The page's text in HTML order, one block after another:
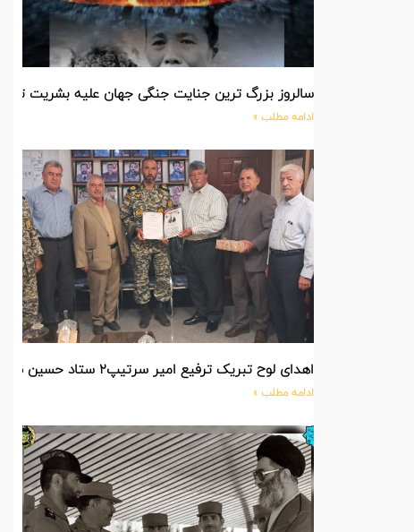
سالروز بزرگ ترین جنایت جنگی جهان علیه بشریت
ادامه مطلب »
اهدای لوح تبریک ترفیع امیر سرتیپ۲ ستاد حسین صادق زاده فرمانده تیپ ۲۵ واکنش سریع شهید آبگون نزاجا مستقر در تبریز
ادامه مطلب »